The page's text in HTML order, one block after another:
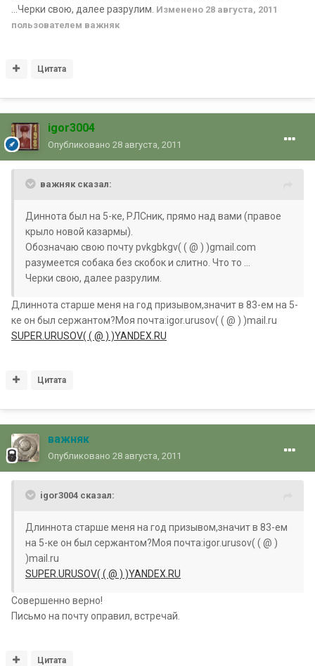
...Черки свою, далее разрулим. Изменено 28 августа, 2011
пользователем важняк
Цитата
igor3004
Опубликовано 28 августа, 2011
важняк сказал:
Диннота был на 5-ке, РЛСник, прямо над вами (правое
крыло новой казармы).
Обозначаю свою почту pvkgbkgv( ( @ ) )gmail.com
разумеется собака без скобок и слитно. Что то ...
Черки свою, далее разрулим.
Длиннота старше меня на год призывом,значит в 83-ем на 5-
ке он был сержантом?Моя почта:igor.urusov( ( @ ) )mail.ru
SUPER.URUSOV( ( @ ) )YANDEX.RU
Цитата
важняк
Опубликовано 28 августа, 2011
igor3004 сказал:
Длиннота старше меня на год призывом,значит в 83-ем
на 5-ке он был сержантом?Моя почта:igor.urusov( ( @ )
)mail.ru
SUPER.URUSOV( ( @ ) )YANDEX.RU
Совершенно верно!
Письмо на почту оправил, встречай.
Цитата